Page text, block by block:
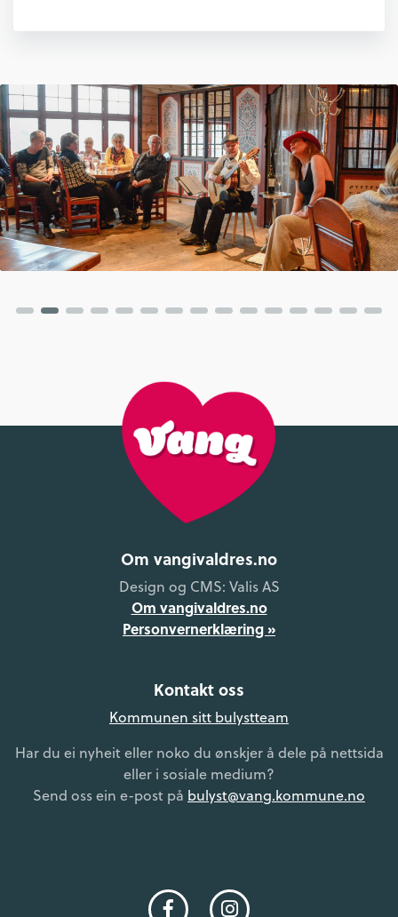
Om vangivaldres.no
Design og CMS: Valis AS
Om vangivaldres.no
Personvernerklæring »
Kontakt oss
Kommunen sitt bulystteam
Har du ei nyheit eller noko du ønskjer å dele på nettsida
eller i sosiale medium?
Send oss ein e-post på bulyst@vang.kommune.no